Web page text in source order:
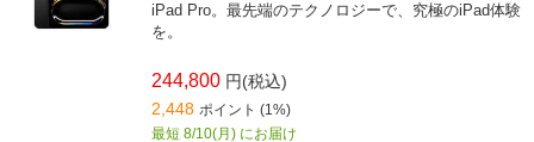
iPad Pro。最先端のテクノロジーで、究極のiPad体験
を。
244,800 円(税込)
2,448 ポイント (1%)
最短 8/10(月) にお届け